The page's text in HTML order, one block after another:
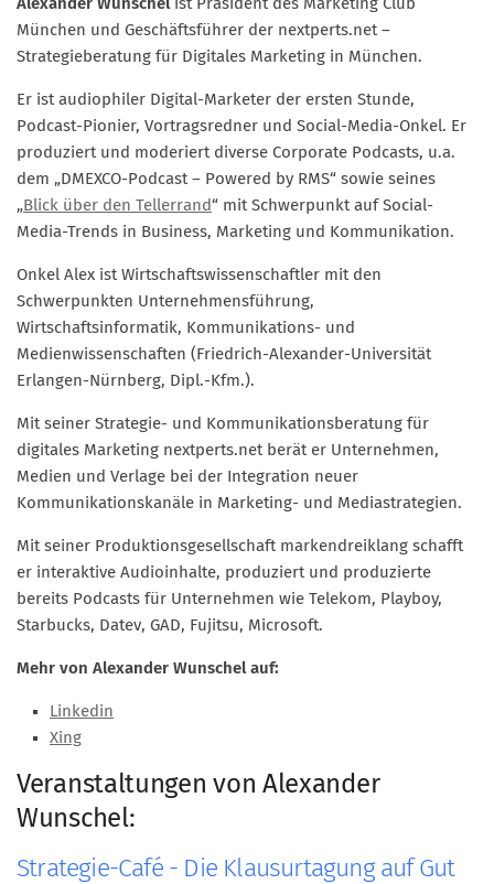
Marketing Pioniere
Mentoring
Partnerschaften
Bundesverband Marketing Clubs
MARKETING PIONIERE
Marketing Pioniere im BVMC
CLUB-KOMMUNIKATION
Newsletter
Clubmagazin
MCM Club TV
MITGLIEDSCHAFT
PODCAST
Alexander Wunschel ist Präsident des Marketing Club
München und Geschäftsführer der nextperts.net –
Strategieberatung für Digitales Marketing in München.
Er ist audiophiler Digital-Marketer der ersten Stunde,
Podcast-Pionier, Vortragsredner und Social-Media-Onkel. Er
produziert und moderiert diverse Corporate Podcasts, u.a.
dem „DMEXCO-Podcast – Powered by RMS“ sowie seines
„Blick über den Tellerrand“ mit Schwerpunkt auf Social-
Media-Trends in Business, Marketing und Kommunikation.
Onkel Alex ist Wirtschaftswissenschaftler mit den
Schwerpunkten Unternehmensführung,
Wirtschaftsinformatik, Kommunikations- und
Medienwissenschaften (Friedrich-Alexander-Universität
Erlangen-Nürnberg, Dipl.-Kfm.).
Mit seiner Strategie- und Kommunikationsberatung für
digitales Marketing nextperts.net berät er Unternehmen,
Medien und Verlage bei der Integration neuer
Kommunikationskanäle in Marketing- und Mediastrategien.
Mit seiner Produktionsgesellschaft markendreiklang schafft
er interaktive Audioinhalte, produziert und produzierte
bereits Podcasts für Unternehmen wie Telekom, Playboy,
Starbucks, Datev, GAD, Fujitsu, Microsoft.
Mehr von Alexander Wunschel auf:
Linkedin
Xing
Veranstaltungen von Alexander
Wunschel:
Strategie-Café - Die Klausurtagung auf Gut